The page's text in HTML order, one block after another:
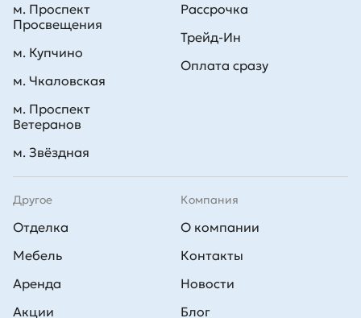
Рассрочка
Трейд-Ин
Оплата сразу
Другое
Отделка
Мебель
Аренда
Акции
Компания
О компании
Контакты
Новости
Блог
м. Проспект
Просвещения
м. Купчино
м. Чкаловская
м. Проспект
Ветеранов
м. Звёздная